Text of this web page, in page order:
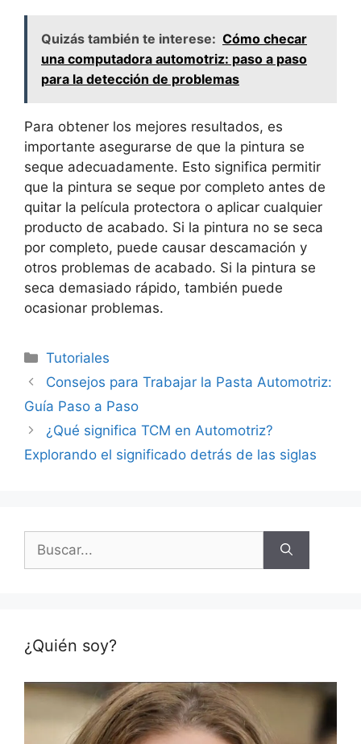
Quizás también te interese: Cómo checar
una computadora automotriz: paso a paso
para la detección de problemas
Para obtener los mejores resultados, es
importante asegurarse de que la pintura se
seque adecuadamente. Esto significa permitir
que la pintura se seque por completo antes de
quitar la película protectora o aplicar cualquier
producto de acabado. Si la pintura no se seca
por completo, puede causar descamación y
otros problemas de acabado. Si la pintura se
seca demasiado rápido, también puede
ocasionar problemas.
Categorías
Tutoriales
Consejos para Trabajar la Pasta Automotriz:
Guía Paso a Paso
¿Qué significa TCM en Automotriz?
Explorando el significado detrás de las siglas
¿Quién soy?